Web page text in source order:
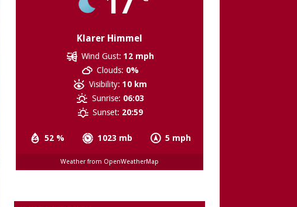
Klarer Himmel
52 % 1023 mb 5 mph
Wind Gust: 12 mph
Clouds: 0%
Visibility: 10 km
Sunrise: 06:03
Sunset: 20:59
Weather from OpenWeatherMap